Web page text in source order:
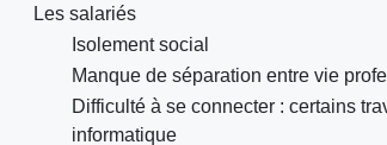
Les salariés
Isolement social
Manque de séparation entre vie
Difficulté à se connecter : certains
informatique